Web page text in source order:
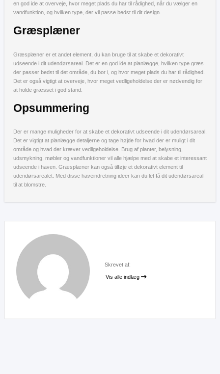
en god ide at overveje, hvor meget plads du har til rådighed, når du vælger en
vandfunktion, og hvilken type, der vil passe bedst til dit design.
Græsplæner
Græsplæner er et andet element, du kan bruge til at skabe et dekorativt
udseende i dit udendørsareal. Det er en god ide at planlægge, hvilken type græs
der passer bedst til det område, du bor i, og hvor meget plads du har til rådighed.
Det er også vigtigt at overveje, hvor meget vedligeholdelse der er nødvendig for
at holde græsset i god stand.
Opsummering
Der er mange muligheder for at skabe et dekorativt udseende i dit udendørsareal.
Det er vigtigt at planlægge detaljerne og tage højde for hvad der er muligt i dit
område og hvad der kræver vedligeholdelse. Brug af planter, belysning,
udsmykning, møbler og vandfunktioner vil alle hjælpe med at skabe et interessant
udseende i haven. Græsplæner kan også tilføje et dekorativt element til
udendørsarealet. Med disse haveindretning ideer kan du let få dit udendørsareal
til at blomstre.
Skrevet af:
Vis alle indlæg